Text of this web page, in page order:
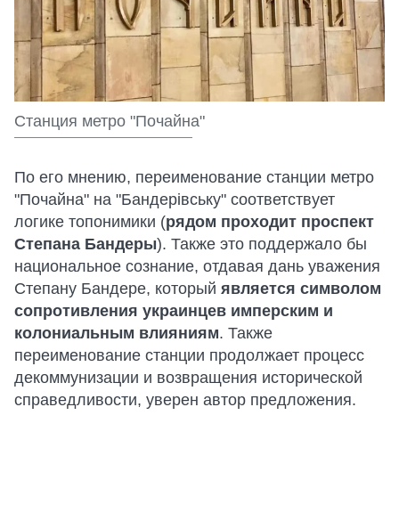
Станция метро "Почайна"
По его мнению, переименование станции метро
"Почайна" на "Бандерівську" соответствует
логике топонимики (рядом проходит проспект
Степана Бандеры). Также это поддержало бы
национальное сознание, отдавая дань уважения
Степану Бандере, который является символом
сопротивления украинцев имперским и
колониальным влияниям. Также
переименование станции продолжает процесс
декоммунизации и возвращения исторической
справедливости, уверен автор предложения.